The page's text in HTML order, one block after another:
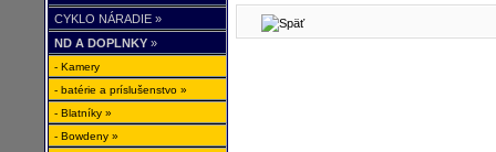
CYKLO NÁRADIE »
ND A DOPLNKY »
- Kamery
- batérie a príslušenstvo »
- Blatníky »
- Bowdeny »